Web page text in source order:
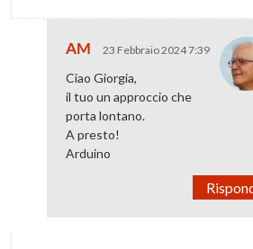
AM 23 Febbraio 2024 7:39
Ciao Giorgia,
il tuo un approccio che
porta lontano.
A presto!
Arduino